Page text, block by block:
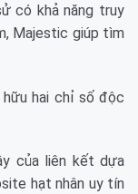
có khả năng truy
Majestic giúp tìm
hai chỉ số độc
của liên kết dựa
hạt nhân uy tín